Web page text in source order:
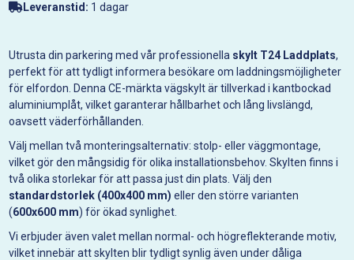
Leveranstid: 1 dagar
Utrusta din parkering med vår professionella skylt T24 Laddplats,
perfekt för att tydligt informera besökare om laddningsmöjligheter
för elfordon. Denna CE-märkta vägskylt är tillverkad i kantbockad
aluminiumplåt, vilket garanterar hållbarhet och lång livslängd,
oavsett väderförhållanden.
Välj mellan två monteringsalternativ: stolp- eller väggmontage,
vilket gör den mångsidig för olika installationsbehov. Skylten finns i
två olika storlekar för att passa just din plats. Välj den
standardstorlek (400x400 mm) eller den större varianten
(600x600 mm) för ökad synlighet.
Vi erbjuder även valet mellan normal- och högreflekterande motiv,
vilket innebär att skylten blir tydligt synlig även under dåliga